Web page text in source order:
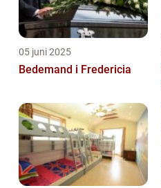
05 juni 2025
Bedemand i Fredericia